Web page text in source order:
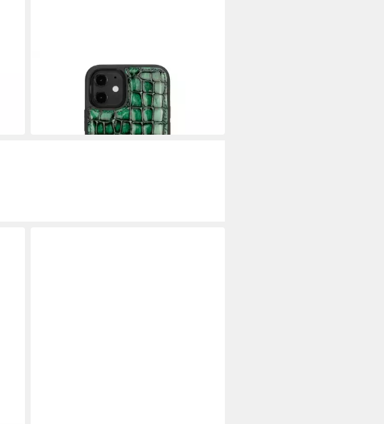
GOLDBLACK
Handyhülle GOLDBLACK iPhone 12
Mini Lederhülle MILANO-Design Grün
in 2-3 Werktagen bei dir